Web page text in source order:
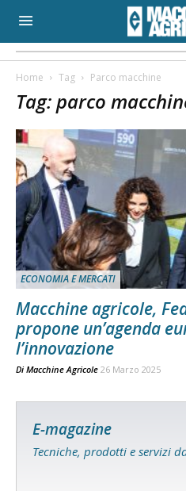
Home Tag Parco macchine
Tag: parco
ECONOMIA E MERCATI
Macchine agricole,
propone un’agenda
l’innovazione
Di Macchine Agricole 26 Marzo 2025
E-magazine
Tecniche, prodotti e servizi